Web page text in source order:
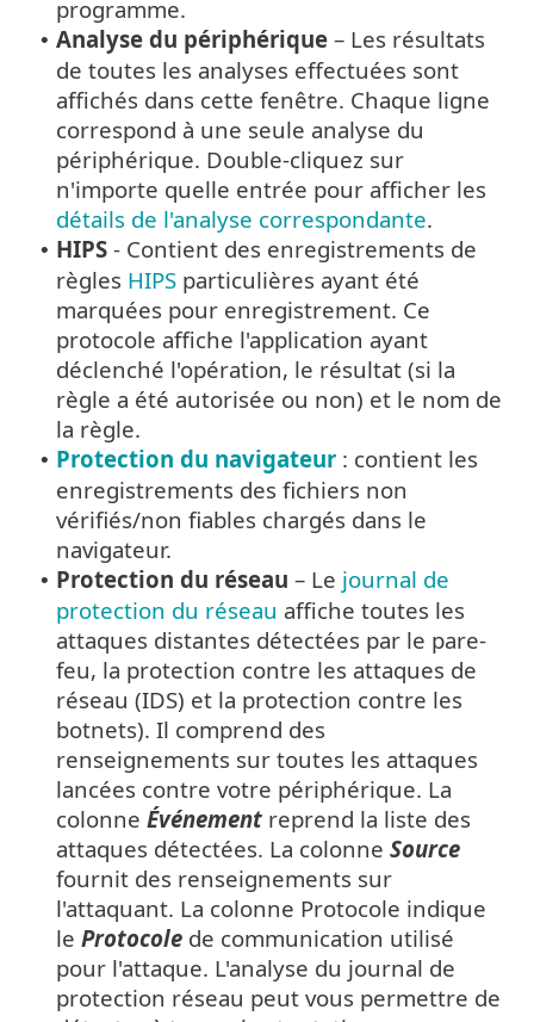
programme.
• Analyse du périphérique – Les résultats
de toutes les analyses effectuées sont
affichés dans cette fenêtre. Chaque ligne
correspond à une seule analyse du
périphérique. Double-cliquez sur
n'importe quelle entrée pour afficher les
détails de l'analyse correspondante.
• HIPS - Contient des enregistrements de
règles HIPS particulières ayant été
marquées pour enregistrement. Ce
protocole affiche l'application ayant
déclenché l'opération, le résultat (si la
règle a été autorisée ou non) et le nom de
la règle.
• Protection du navigateur : contient les
enregistrements des fichiers non
vérifiés/non fiables chargés dans le
navigateur.
• Protection du réseau – Le journal de
protection du réseau affiche toutes les
attaques distantes détectées par le pare-
feu, la protection contre les attaques de
réseau (IDS) et la protection contre les
botnets). Il comprend des
renseignements sur toutes les attaques
lancées contre votre périphérique. La
colonne Événement reprend la liste des
attaques détectées. La colonne Source
fournit des renseignements sur
l'attaquant. La colonne Protocole indique
le Protocole de communication utilisé
pour l'attaque. L'analyse du journal de
protection réseau peut vous permettre de